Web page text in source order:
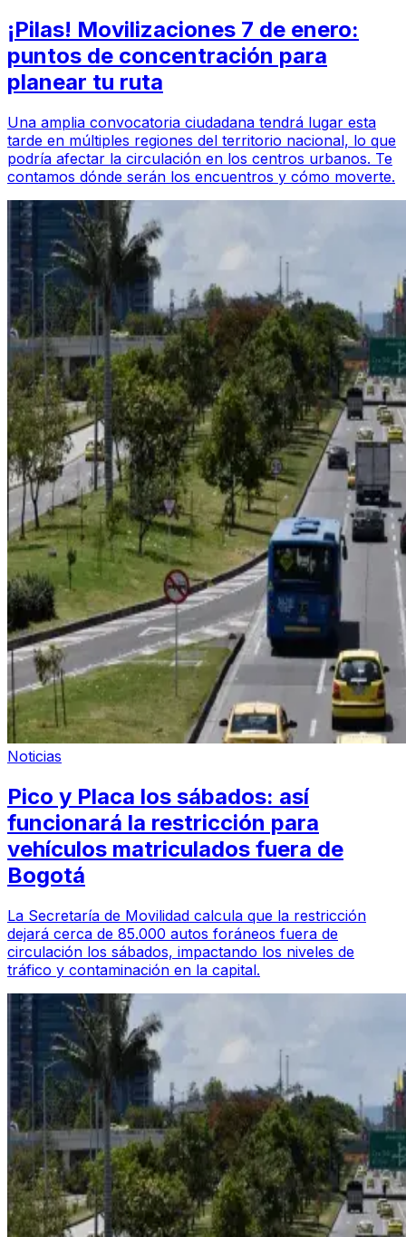
¡Pilas! Movilizaciones 7 de enero:
puntos de concentración para
planear tu ruta
Una amplia convocatoria ciudadana tendrá lugar esta
tarde en múltiples regiones del territorio nacional, lo que
podría afectar la circulación en los centros urbanos. Te
contamos dónde serán los encuentros y cómo moverte.
Noticias
Pico y Placa los sábados: así
funcionará la restricción para
vehículos matriculados fuera de
Bogotá
La Secretaría de Movilidad calcula que la restricción
dejará cerca de 85.000 autos foráneos fuera de
circulación los sábados, impactando los niveles de
tráfico y contaminación en la capital.